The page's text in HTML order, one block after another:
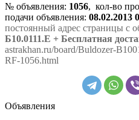
№ объявления: 1056, кол-во
подачи объявления: 08.02.2013
постоянный адрес страницы с
Б10.0111.Е + Бесплатная
astrakhan.ru/board/Buldozer-
RF-1056.html
Объявления